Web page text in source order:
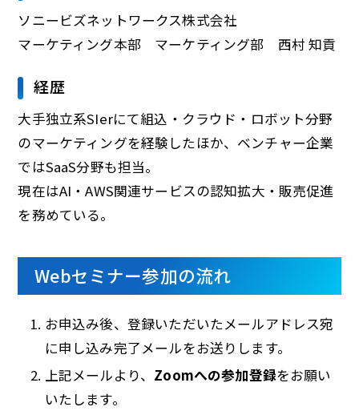
ソニービズネットワークス株式会社
マーケティング本部 マーケティング部 西村 知貢
経歴
大手独立系SIerにて組込・クラウド・ロボット分野
のマーケティングを経験したほか、ベンチャー企業
ではSaaS分野も担当。
現在はAI・AWS関連サービスの認知拡大・販売促進
を務めている。
Webセミナー参加の流れ
お申込み後、登録いただいたメールアドレス宛
に申し込み完了メールをお送りします。
上記メールより、 Zoomへの参加登録をお願い
いたします。